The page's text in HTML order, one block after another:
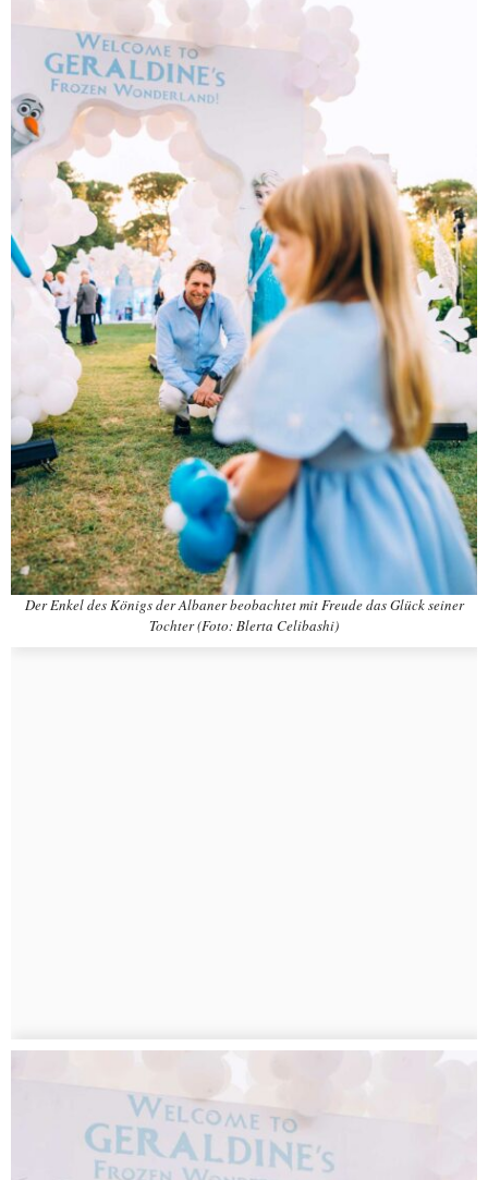
Der Enkel des Königs der Albaner beobachtet mit Freude das Glück seiner
Tochter (Foto: Blerta Celibashi)